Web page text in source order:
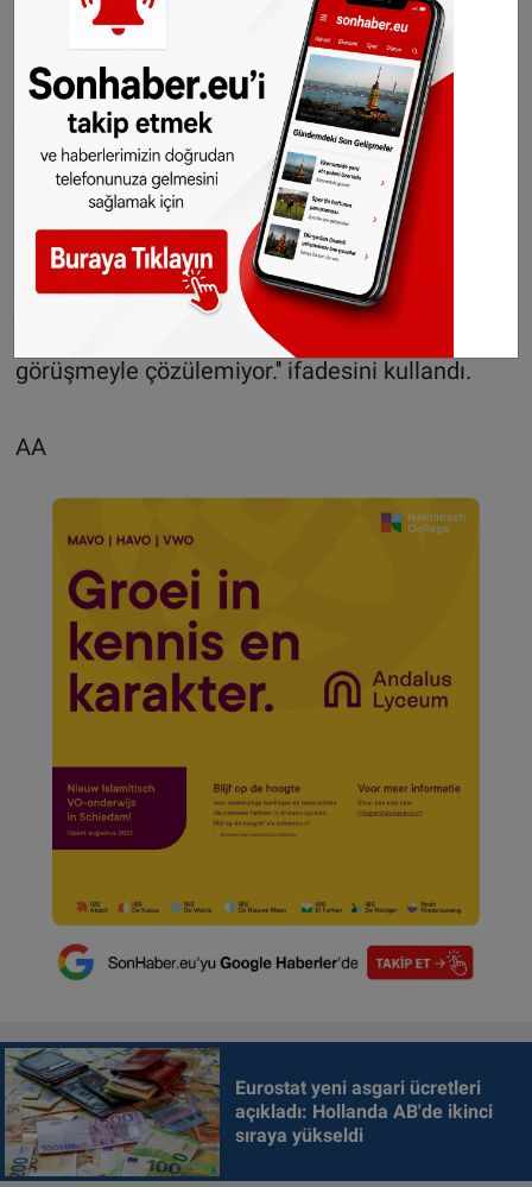
askerlerimizi ziyaret edebilmesine olanak
sağlanmalı.'' diye konuştu.
Merkel ziyarete izin verilmemesi durumunda
İncirlik'te görev yapan Alman askerlerinin geri
çekilip çekilmeyeceği konusunda, ''Şimdi
görüşmelerin nasıl devam edeceği konusunu
düşünüyorum. Görüşmelere devam edilmesi
gerekli. Çözüm henüz yok. Siyasette her şey bir
görüşmeyle çözülemiyor.'' ifadesini kullandı.
AA
Eurostat yeni asgari ücretleri
açıkladı: Hollanda AB'de ikinci
sıraya yükseldi